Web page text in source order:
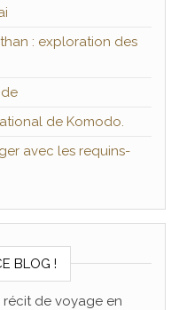
: exploration des
de Komodo.
avec les requins-
BLOG !
de voyage en